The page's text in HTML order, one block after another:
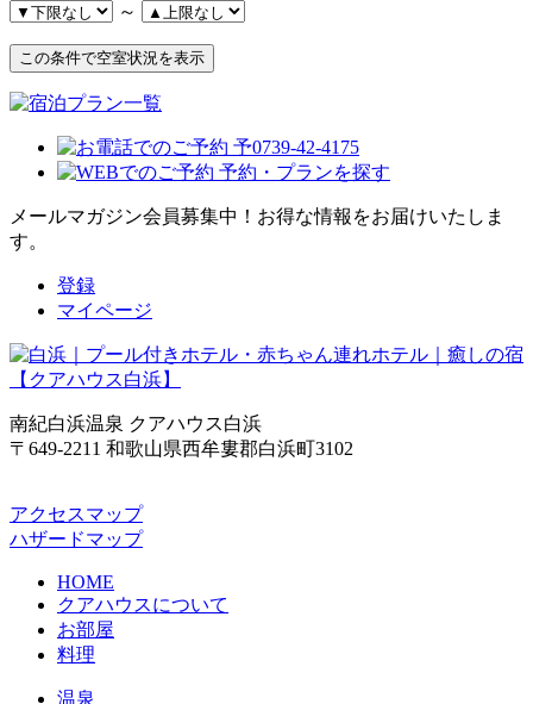
～
メールマガジン会員募集中！ お得な情報をお届けいたしま
す。
登録
マイページ
南紀白浜温泉 クアハウス白浜
〒649-2211 和歌山県西牟婁郡白浜町3102
アクセスマップ
ハザードマップ
HOME
クアハウスについて
お部屋
料理
温泉